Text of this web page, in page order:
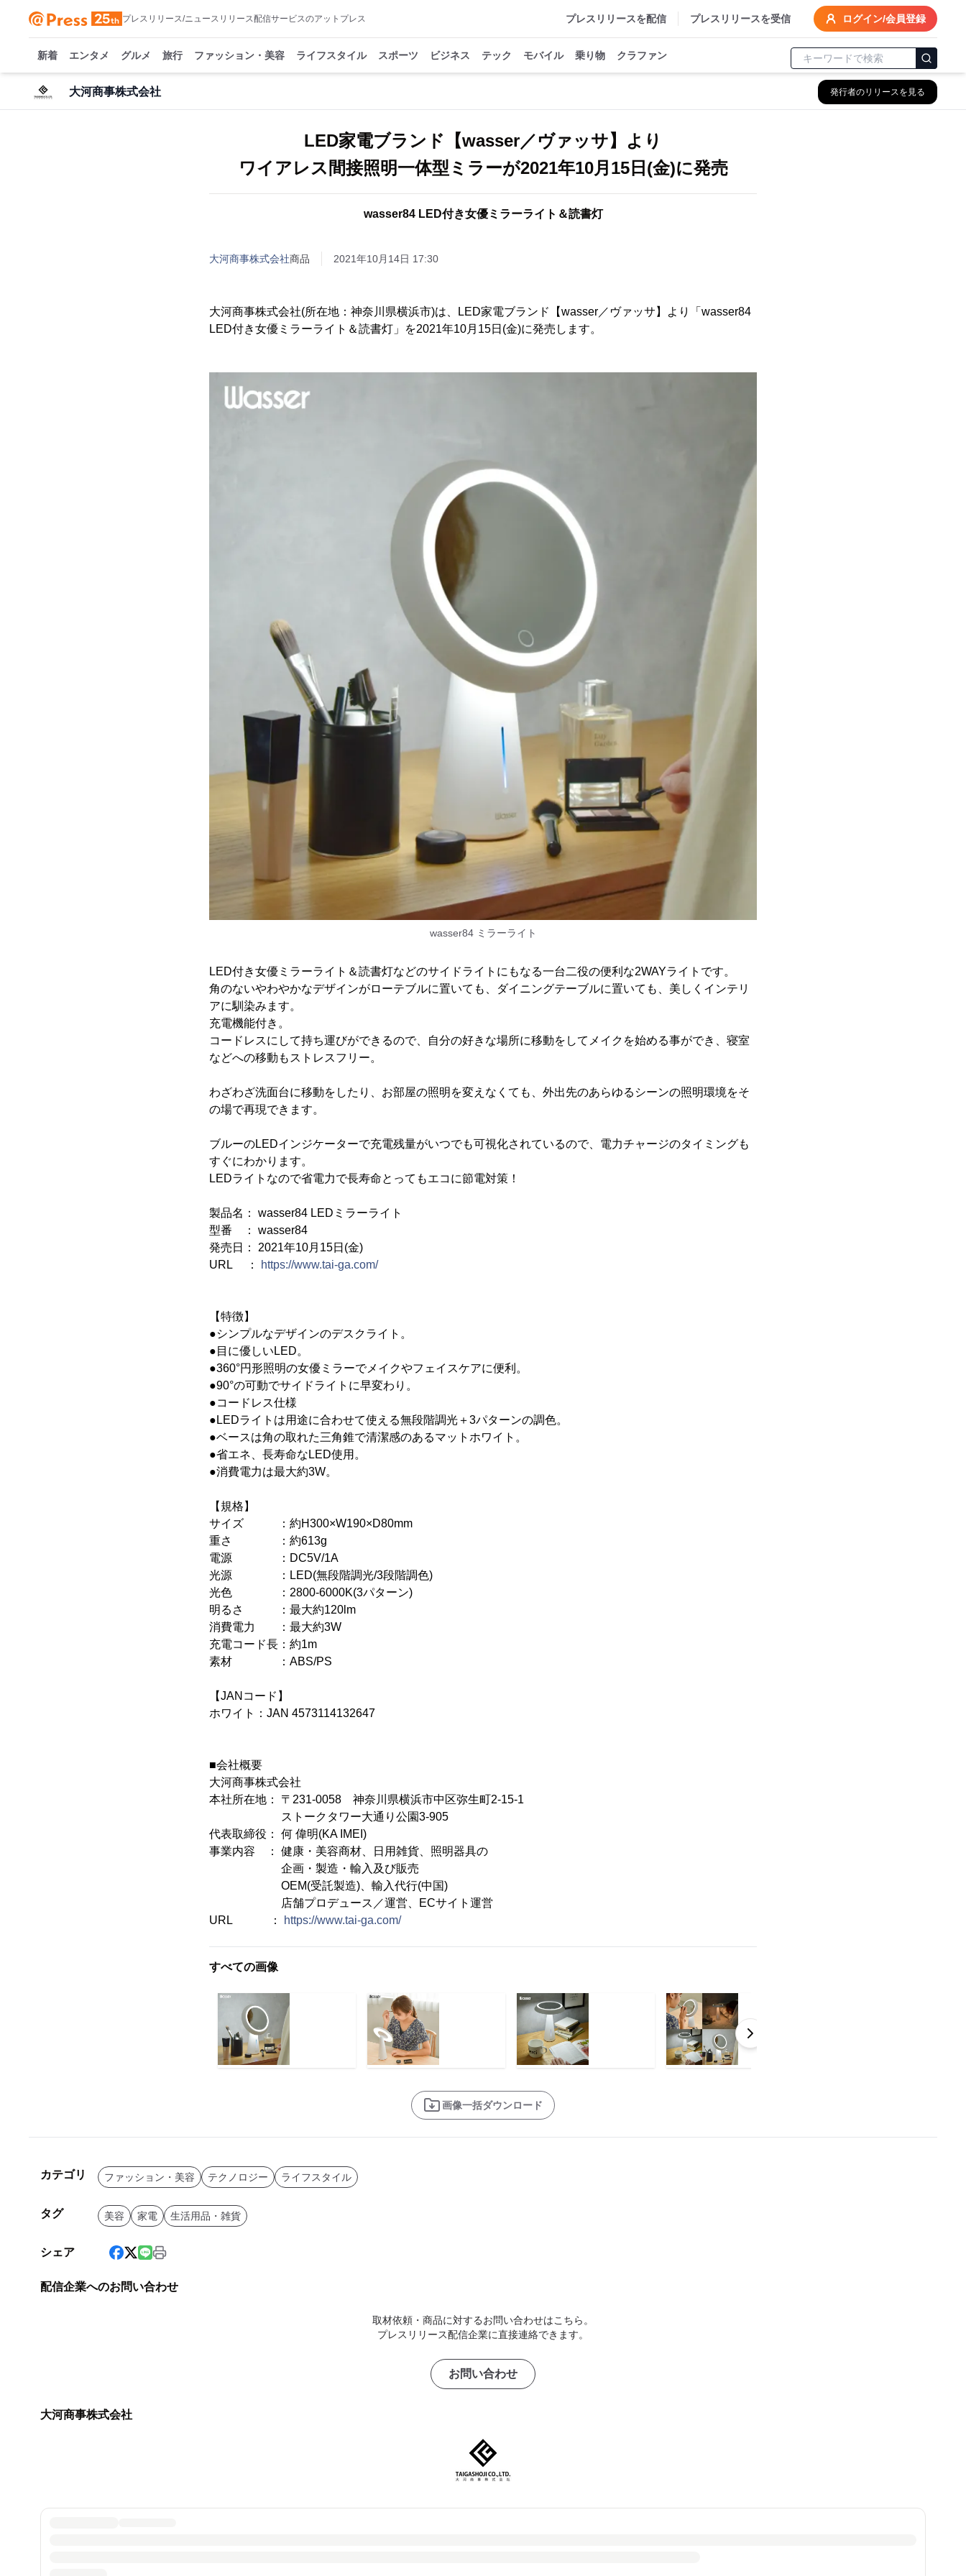
プレスリリース/ニュースリリース配信サービスのアットプレス プレスリリースを配信 プレスリリースを受信 ログイン/会員登録
新着 エンタメ グルメ 旅行 ファッション・美容 ライフスタイル スポーツ ビジネス テック モバイル 乗り物 クラファン
大河商事株式会社 発行者のリリースを見る
LED家電ブランド【wasser／ヴァッサ】より
ワイアレス間接照明一体型ミラーが2021年10月15日(金)に発売
wasser84 LED付き女優ミラーライト＆読書灯
大河商事株式会社商品 2021年10月14日 17:30
大河商事株式会社(所在地：神奈川県横浜市)は、LED家電ブランド【wasser／ヴァッサ】より「wasser84
LED付き女優ミラーライト＆読書灯」を2021年10月15日(金)に発売します。
wasser84 ミラーライト
LED付き女優ミラーライト＆読書灯などのサイドライトにもなる一台二役の便利な2WAYライトです。
角のないやわやかなデザインがローテブルに置いても、ダイニングテーブルに置いても、美しくインテリ
アに馴染みます。
充電機能付き。
コードレスにして持ち運びができるので、自分の好きな場所に移動をしてメイクを始める事ができ、寝室
などへの移動もストレスフリー。
わざわざ洗面台に移動をしたり、お部屋の照明を変えなくても、外出先のあらゆるシーンの照明環境をそ
の場で再現できます。
ブルーのLEDインジケーターで充電残量がいつでも可視化されているので、電力チャージのタイミングも
すぐにわかります。
LEDライトなので省電力で長寿命とってもエコに節電対策！
製品名： wasser84 LEDミラーライト
型番 ： wasser84
発売日： 2021年10月15日(金)
URL ：
https://www.tai-ga.com/
【特徴】
●シンプルなデザインのデスクライト。
●目に優しいLED。
●360°円形照明の女優ミラーでメイクやフェイスケアに便利。
●90°の可動でサイドライトに早変わり。
●コードレス仕様
●LEDライトは用途に合わせて使える無段階調光＋3パターンの調色。
●ベースは角の取れた三角錐で清潔感のあるマットホワイト。
●省エネ、長寿命なLED使用。
●消費電力は最大約3W。
【規格】
サイズ ：約H300×W190×D80mm
重さ ：約613g
電源 ：DC5V/1A
光源 ：LED(無段階調光/3段階調色)
光色 ：2800-6000K(3パターン)
明るさ ：最大約120lm
消費電力 ：最大約3W
充電コード長：約1m
素材 ：ABS/PS
【JANコード】
ホワイト：JAN 4573114132647
■会社概要
大河商事株式会社
本社所在地： 〒231-0058 神奈川県横浜市中区弥生町2-15-1
ストークタワー大通り公園3-905
代表取締役： 何 偉明(KA IMEI)
事業内容 ： 健康・美容商材、日用雑貨、照明器具の
企画・製造・輸入及び販売
OEM(受託製造)、輸入代行(中国)
店舗プロデュース／運営、ECサイト運営
URL ：
https://www.tai-ga.com/
すべての画像
画像一括ダウンロード
カテゴリ ファッション・美容 テクノロジー ライフスタイル
タグ 美容 家電 生活用品・雑貨
シェア
配信企業へのお問い合わせ
取材依頼・商品に対するお問い合わせはこちら。
プレスリリース配信企業に直接連絡できます。
お問い合わせ
大河商事株式会社